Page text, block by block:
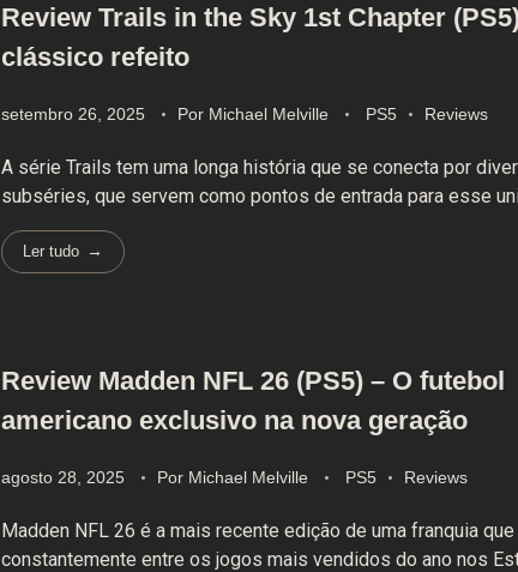
Review Trails in the Sky 1st Chapter
clássico refeito
setembro 26, 2025 Por Michael Melville PS5 Reviews
A série Trails tem uma longa história que se conecta por
subséries, que servem como pontos de entrada para esse
Ler tudo
Review Madden NFL 26 (PS5) – O futebol
americano exclusivo na nova geração
agosto 28, 2025 Por Michael Melville PS5 Reviews
Madden NFL 26 é a mais recente edição de uma franquia
constantemente entre os jogos mais vendidos do ano nos